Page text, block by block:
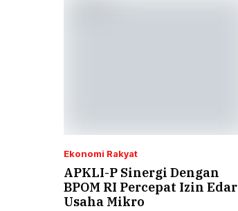
Ekonomi Rakyat
APKLI-P Sinergi Dengan
BPOM RI Percepat Izin Edar
Usaha Mikro